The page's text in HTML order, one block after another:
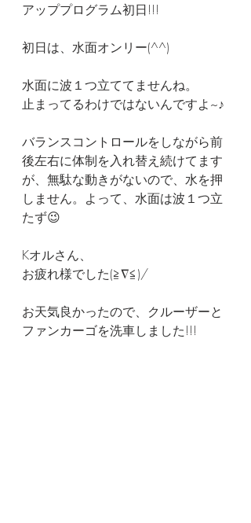
アッププログラム初日!!!
初日は、水面オンリー(^^)
水面に波１つ立ててませんね。
止まってるわけではないんですよ~♪
バランスコントロールをしながら前
後左右に体制を入れ替え続けてます
が、無駄な動きがないので、水を押
しません。よって、水面は波１つ立
たず😉
Kオルさん、
お疲れ様でした(≧∇≦)/
お天気良かったので、クルーザーと
ファンカーゴを洗車しました!!!